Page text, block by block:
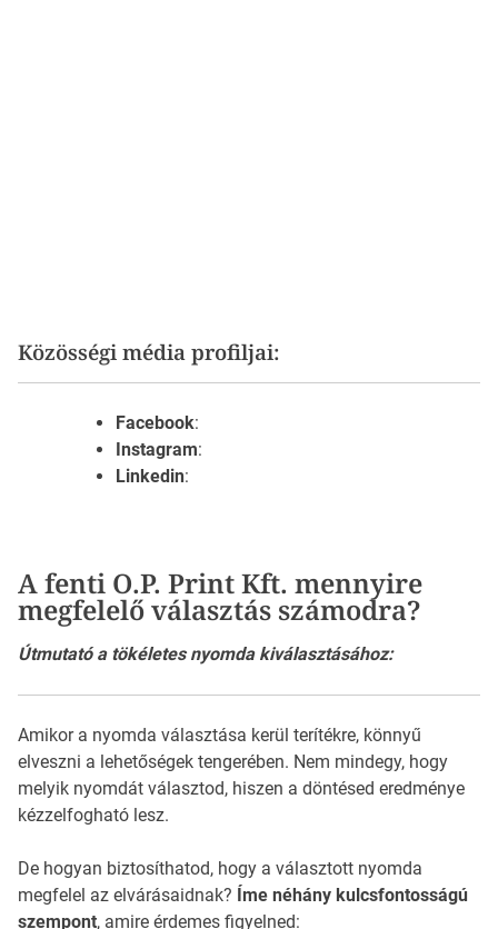
Közösségi média profiljai:
Facebook:
Instagram:
Linkedin:
A fenti O.P. Print Kft. mennyire
megfelelő választás számodra?
Útmutató a tökéletes nyomda kiválasztásához:
Amikor a nyomda választása kerül terítékre, könnyű
elveszni a lehetőségek tengerében. Nem mindegy, hogy
melyik nyomdát választod, hiszen a döntésed eredménye
kézzelfogható lesz.
De hogyan biztosíthatod, hogy a választott nyomda
megfelel az elvárásaidnak? Íme néhány kulcsfontosságú
szempont, amire érdemes figyelned: